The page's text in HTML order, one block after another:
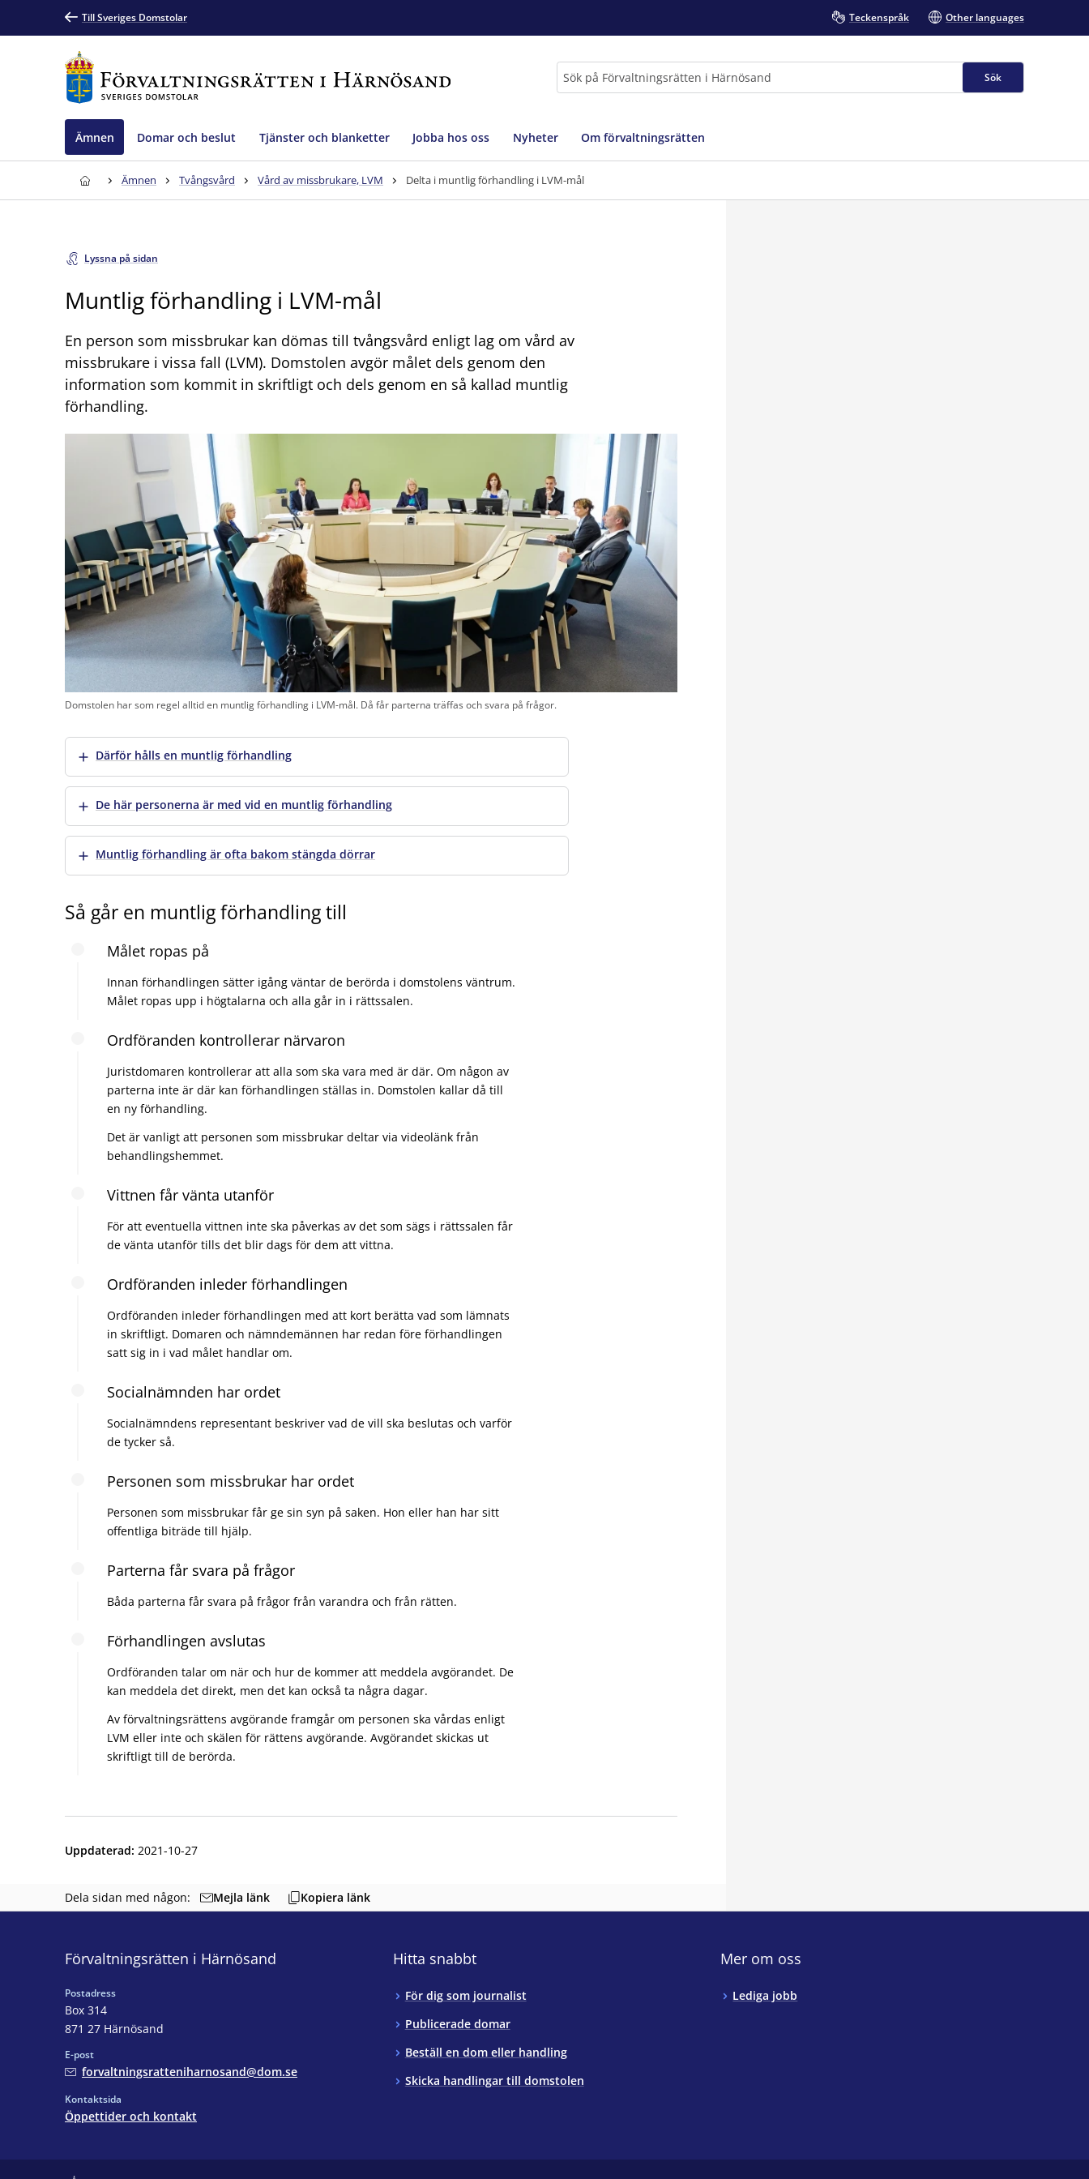
Till Sveriges Domstolar Teckenspråk Other languages
Sök
Ämnen Domar och beslut Tjänster och blanketter Jobba hos oss Nyheter Om förvaltningsrätten
Ämnen Tvångsvård Vård av missbrukare, LVM Delta i muntlig förhandling i LVM-mål
Lyssna på sidan
Muntlig förhandling i LVM-mål
En person som missbrukar kan dömas till tvångsvård enligt lag om vård av
missbrukare i vissa fall (LVM). Domstolen avgör målet dels genom den
information som kommit in skriftligt och dels genom en så kallad muntlig
förhandling.
Domstolen har som regel alltid en muntlig förhandling i LVM-mål. Då får parterna träffas och svara på frågor.
Visa merDärför hålls en muntlig förhandling
Visa merDe här personerna är med vid en muntlig förhandling
Visa merMuntlig förhandling är ofta bakom stängda dörrar
Så går en muntlig förhandling till
Målet ropas på
Innan förhandlingen sätter igång väntar de berörda i domstolens väntrum.
Målet ropas upp i högtalarna och alla går in i rättssalen.
Ordföranden kontrollerar närvaron
Juristdomaren kontrollerar att alla som ska vara med är där. Om någon av
parterna inte är där kan förhandlingen ställas in. Domstolen kallar då till
en ny förhandling.
Det är vanligt att personen som missbrukar deltar via videolänk från
behandlingshemmet.
Vittnen får vänta utanför
För att eventuella vittnen inte ska påverkas av det som sägs i rättssalen får
de vänta utanför tills det blir dags för dem att vittna.
Ordföranden inleder förhandlingen
Ordföranden inleder förhandlingen med att kort berätta vad som lämnats
in skriftligt. Domaren och nämndemännen har redan före förhandlingen
satt sig in i vad målet handlar om.
Socialnämnden har ordet
Socialnämndens representant beskriver vad de vill ska beslutas och varför
de tycker så.
Personen som missbrukar har ordet
Personen som missbrukar får ge sin syn på saken. Hon eller han har sitt
offentliga biträde till hjälp.
Parterna får svara på frågor
Båda parterna får svara på frågor från varandra och från rätten.
Förhandlingen avslutas
Ordföranden talar om när och hur de kommer att meddela avgörandet. De
kan meddela det direkt, men det kan också ta några dagar.
Av förvaltningsrättens avgörande framgår om personen ska vårdas enligt
LVM eller inte och skälen för rättens avgörande. Avgörandet skickas ut
skriftligt till de berörda.
Uppdaterad: 2021-10-27
Dela sidan med någon: Mejla länk Kopiera länk
Förvaltningsrätten i Härnösand
Postadress
Box 314
871 27 Härnösand
E-post
forvaltningsratteniharnosand@dom.se
Kontaktsida
Öppettider och kontakt
Hitta snabbt
För dig som journalist
Publicerade domar
Beställ en dom eller handling
Skicka handlingar till domstolen
Mer om oss
Lediga jobb